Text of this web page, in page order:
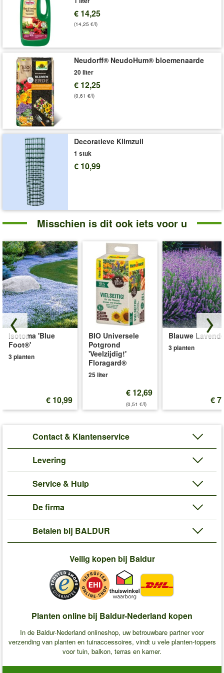
€ 14,25
(14,25 €/l)
Neudorff® NeudoHum® bloemenaarde
20 liter
€ 12,25
(0,61 €/l)
Decoratieve Klimzuil
1 stuk
€ 10,99
Misschien is dit ook iets voor u
Isotoma 'Blue
Foot®'
3 planten
€ 10,99
BIO Universele
Potgrond
'Veelzijdig!'
Floragard®
25 liter
€ 12,69
(0,51 €/l)
Blauwe
3 planten
€
Contact & Klantenservice
Levering
Service & Hulp
De firma
Betalen bij BALDUR
Veilig kopen bij Baldur
Planten online bij Baldur-Nederland kopen
In de Baldur-Nederland onlineshop, uw betrouwbare partner voor
verzending van planten en tuinaccessoires, vindt u vele planten-toppers
voor tuin, balkon, terras en kamer.